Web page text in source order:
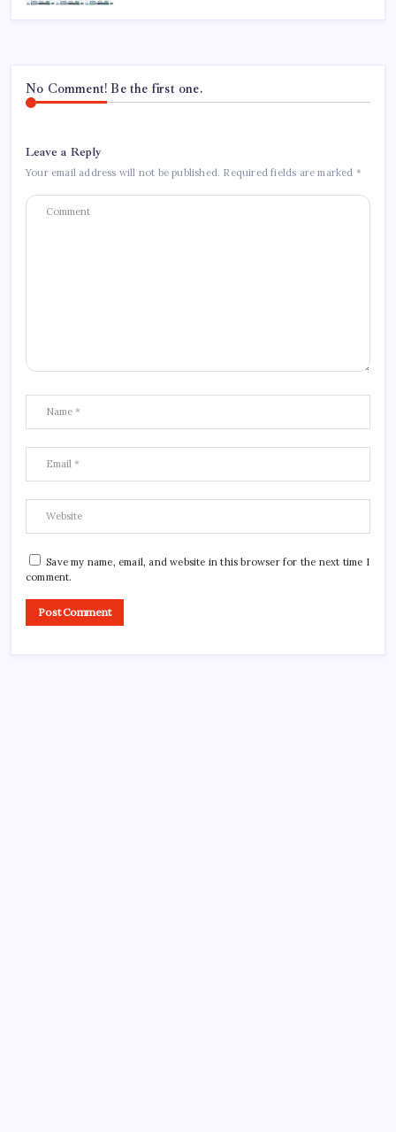
No Comment! Be the first one.
Leave a Reply
Your email address will not be published. Required fields are marked *
Save my name, email, and website in this browser for the next time I
comment.